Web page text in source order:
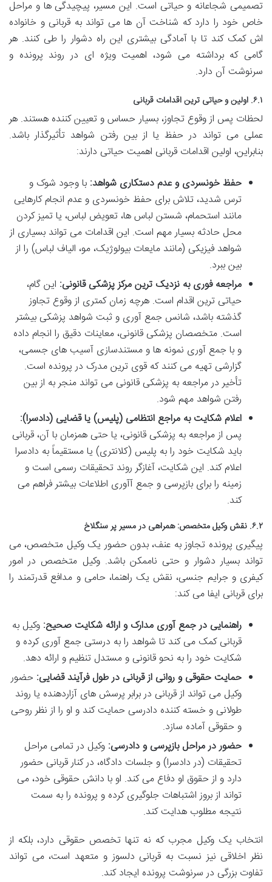
تصمیمی شجاعانه و حیاتی است. این مسیر، پیچیدگی ها و مراحل
خاص خود را دارد که شناخت آن ها می تواند به قربانی و خانواده
اش کمک کند تا با آمادگی بیشتری این راه دشوار را طی کنند. هر
گامی که برداشته می شود، اهمیت ویژه ای در روند پرونده و
سرنوشت آن دارد.
۶.۱. اولین و حیاتی ترین اقدامات قربانی
لحظات پس از وقوع تجاوز، بسیار حساس و تعیین کننده هستند. هر
عملی می تواند در حفظ یا از بین رفتن شواهد تأثیرگذار باشد.
بنابراین، اولین اقدامات قربانی اهمیت حیاتی دارند:
حفظ خونسردی و عدم دستکاری شواهد: با وجود شوک و
ترس شدید، تلاش برای حفظ خونسردی و عدم انجام کارهایی
مانند استحمام، شستن لباس ها، تعویض لباس، یا تمیز کردن
محل حادثه بسیار مهم است. این اقدامات می تواند بسیاری از
شواهد فیزیکی (مانند مایعات بیولوژیک، مو، الیاف لباس) را از
بین ببرد.
مراجعه فوری به نزدیک ترین مرکز پزشکی قانونی: این گام،
حیاتی ترین اقدام است. هرچه زمان کمتری از وقوع تجاوز
گذشته باشد، شانس جمع آوری و ثبت شواهد پزشکی بیشتر
است. متخصصان پزشکی قانونی، معاینات دقیق را انجام داده
و با جمع آوری نمونه ها و مستندسازی آسیب های جسمی،
گزارشی تهیه می کنند که قوی ترین مدرک در پرونده است.
تأخیر در مراجعه به پزشکی قانونی می تواند منجر به از بین
رفتن شواهد مهم شود.
اعلام شکایت به مراجع انتظامی (پلیس) یا قضایی (دادسرا):
پس از مراجعه به پزشکی قانونی، یا حتی همزمان با آن، قربانی
باید شکایت خود را به پلیس (کلانتری) یا مستقیماً به دادسرا
اعلام کند. این شکایت، آغازگر روند تحقیقات رسمی است و
زمینه را برای بازپرسی و جمع آآوری اطلاعات بیشتر فراهم می
کند.
۶.۲. نقش وکیل متخصص: همراهی در مسیر پر سنگلاخ
پیگیری پرونده تجاوز به عنف، بدون حضور یک وکیل متخصص، می
تواند بسیار دشوار و حتی ناممکن باشد. وکیل متخصص در امور
کیفری و جرایم جنسی، نقش یک راهنما، حامی و مدافع قدرتمند را
برای قربانی ایفا می کند:
راهنمایی در جمع آوری مدارک و ارائه شکایت صحیح: وکیل به
قربانی کمک می کند تا شواهد را به درستی جمع آوری کرده و
شکایت خود را به نحو قانونی و مستدل تنظیم و ارائه دهد.
حمایت حقوقی و روانی از قربانی در طول فرآیند قضایی: حضور
وکیل می تواند از قربانی در برابر پرسش های آزاردهنده یا روند
طولانی و خسته کننده دادرسی حمایت کند و او را از نظر روحی
و حقوقی آماده سازد.
حضور در مراحل بازپرسی و دادرسی: وکیل در تمامی مراحل
تحقیقات (در دادسرا) و جلسات دادگاه، در کنار قربانی حضور
دارد و از حقوق او دفاع می کند. او با دانش حقوقی خود، می
تواند از بروز اشتباهات جلوگیری کرده و پرونده را به سمت
نتیجه مطلوب هدایت کند.
انتخاب یک وکیل مجرب که نه تنها تخصص حقوقی دارد، بلکه از
نظر اخلاقی نیز نسبت به قربانی دلسوز و متعهد است، می تواند
تفاوت بزرگی در سرنوشت پرونده ایجاد کند.